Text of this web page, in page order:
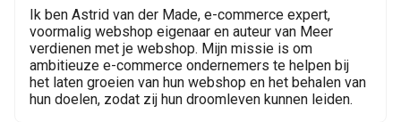
Ik ben Astrid van der Made, e-commerce expert,
voormalig webshop eigenaar en auteur van Meer
verdienen met je webshop. Mijn missie is om
ambitieuze e-commerce ondernemers te helpen bij
het laten groeien van hun webshop en het behalen van
hun doelen, zodat zij hun droomleven kunnen leiden.